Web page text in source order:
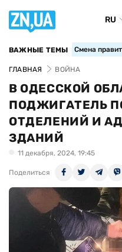
RU
ВАЖНЫЕ ТЕМЫ Смена
ГЛАВНАЯ ВОЙНА
В ОДЕССКОЙ
ПОДЖИГАТЕЛЬ
ОТДЕЛЕНИЙ И
ЗДАНИЙ
11 декабря, 2024, 19:45
Поделиться